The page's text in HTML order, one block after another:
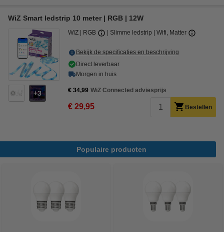
WiZ Smart ledstrip 10 meter | RGB | 12W
3
WiZ RGB Slimme ledstrip Wifi, Matter
Bekijk de specificaties en beschrijving
Direct leverbaar
Morgen in huis
€ 34,99 WiZ Connected adviesprijs
€ 29,95 Bestellen
Populaire producten